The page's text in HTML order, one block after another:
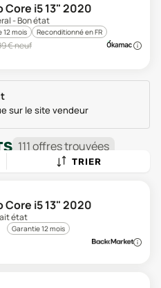
Core i5 13" 2020
- Bon état
12 mois Reconditionné en FR
€ neuf
sur le site vendeur
111offrestrouvées
TRIER
Core i5 13" 2020
état
Garantie 12 mois